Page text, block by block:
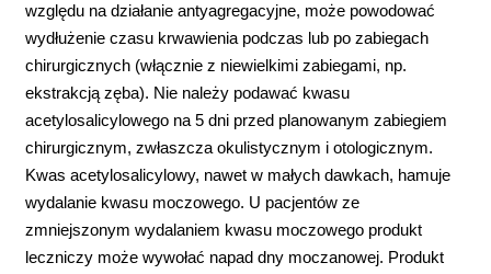
względu na działanie antyagregacyjne, może powodować
wydłużenie czasu krwawienia podczas lub po zabiegach
chirurgicznych (włącznie z niewielkimi zabiegami, np.
ekstrakcją zęba). Nie należy podawać kwasu
acetylosalicylowego na 5 dni przed planowanym zabiegiem
chirurgicznym, zwłaszcza okulistycznym i otologicznym.
Kwas acetylosalicylowy, nawet w małych dawkach, hamuje
wydalanie kwasu moczowego. U pacjentów ze
zmniejszonym wydalaniem kwasu moczowego produkt
leczniczy może wywołać napad dny moczanowej. Produkt